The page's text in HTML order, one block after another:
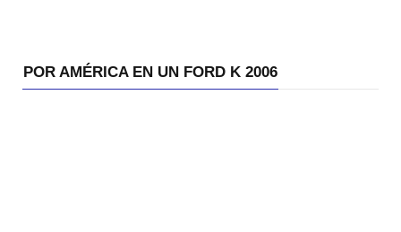
POR AMÉRICA EN UN FORD K 2006